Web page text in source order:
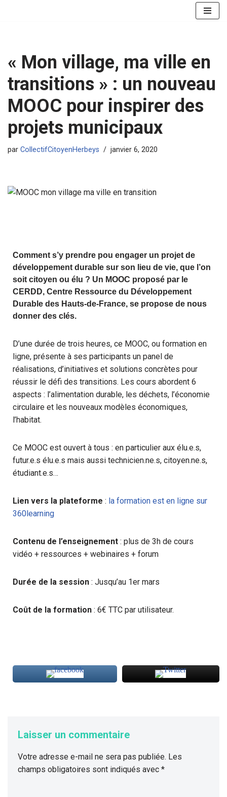
contenu
« Mon village, ma ville en
transitions » : un nouveau
MOOC pour inspirer des
projets municipaux
par CollectifCitoyenHerbeys janvier 6, 2020
Comment s’y prendre pou engager un projet de
développement durable sur son lieu de vie, que l’on
soit citoyen ou élu ? Un MOOC proposé par le
CERDD, Centre Ressource du Développement
Durable des Hauts-de-France, se propose de nous
donner des clés.
D’une durée de trois heures, ce MOOC, ou formation en
ligne, présente à ses participants un panel de
réalisations, d’initiatives et solutions concrètes pour
réussir le défi des transitions. Les cours abordent 6
aspects : l’alimentation durable, les déchets, l’économie
circulaire et les nouveaux modèles économiques,
l’habitat.
Ce MOOC est ouvert à tous : en particulier aux élu.e.s,
futur.e.s élu.e.s mais aussi technicien.ne.s, citoyen.ne.s,
étudiant.e.s…
Lien vers la plateforme : la formation est en ligne sur
360learning
Contenu de l’enseignement : plus de 3h de cours
vidéo + ressources + webinaires + forum
Durée de la session : Jusqu’au 1er mars
Coût de la formation : 6€ TTC par utilisateur.
Laisser un commentaire
Votre adresse e-mail ne sera pas publiée. Les
champs obligatoires sont indiqués avec *